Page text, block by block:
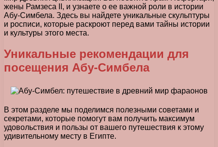
жены Рамзеса II, и узнаете о ее важной роли в истории
Абу-Симбела. Здесь вы найдете уникальные скульптуры
и росписи, которые раскроют перед вами тайны истории
и культуры этого места.
Уникальные рекомендации для
посещения Абу-Симбела
В этом разделе мы поделимся полезными советами и
секретами, которые помогут вам получить максимум
удовольствия и пользы от вашего путешествия к этому
удивительному месту в Египте.